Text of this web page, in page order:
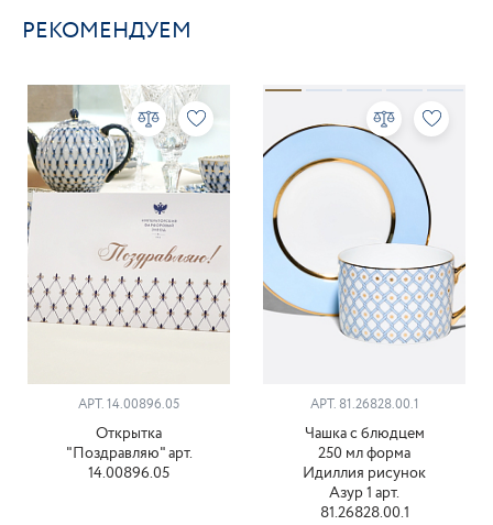
РЕКОМЕНДУЕМ
АРТ. 14.00896.05
Открытка
"Поздравляю" арт.
14.00896.05
АРТ. 81.26828.00.1
Чашка с блюдцем
250 мл форма
Идиллия рисунок
Азур 1 арт.
81.26828.00.1